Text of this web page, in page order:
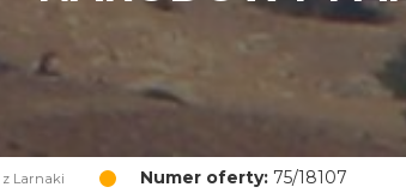
Larnaki Numer oferty: 75/18107